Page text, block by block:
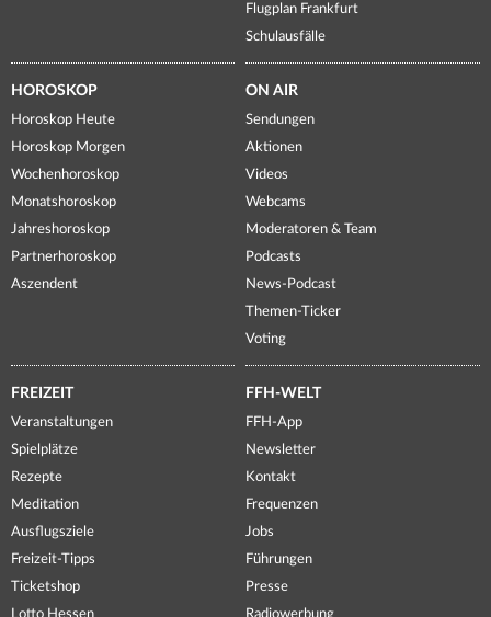
Flugplan Frankfurt
Schulausfälle
HOROSKOP
Horoskop Heute
Horoskop Morgen
Wochenhoroskop
Monatshoroskop
Jahreshoroskop
Partnerhoroskop
Aszendent
ON AIR
Sendungen
Aktionen
Videos
Webcams
Moderatoren & Team
Podcasts
News-Podcast
Themen-Ticker
Voting
FREIZEIT
Veranstaltungen
Spielplätze
Rezepte
Meditation
Ausflugsziele
Freizeit-Tipps
Ticketshop
Lotto Hessen
FFH-WELT
FFH-App
Newsletter
Kontakt
Frequenzen
Jobs
Führungen
Presse
Radiowerbung